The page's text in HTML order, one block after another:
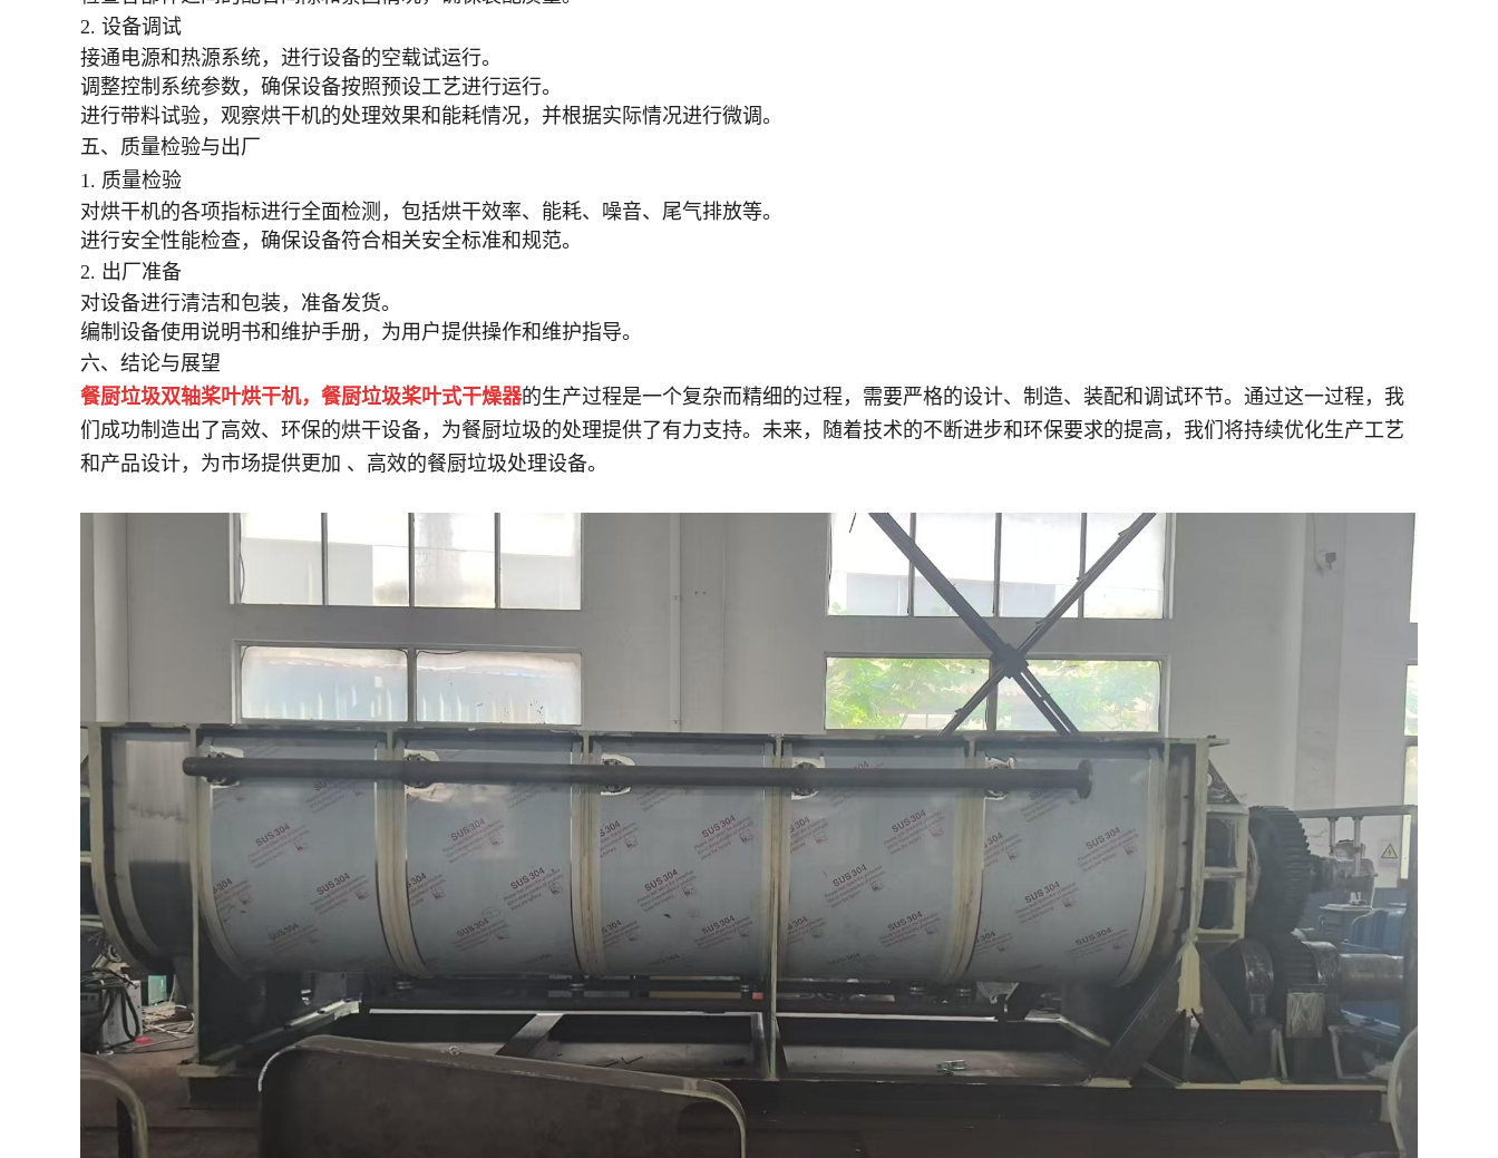
2. 设备调试
接通电源和热源系统，进行设备的空载试运行。
调整控制系统参数，确保设备按照预设工艺进行运行。
进行带料试验，观察烘干机的处理效果和能耗情况，并根据实际情况进行微调。
五、质量检验与出厂
1. 质量检验
对烘干机的各项指标进行全面检测，包括烘干效率、能耗、噪音、尾气排放等。
进行安全性能检查，确保设备符合相关安全标准和规范。
2. 出厂准备
对设备进行清洁和包装，准备发货。
编制设备使用说明书和维护手册，为用户提供操作和维护指导。
六、结论与展望
餐厨垃圾双轴桨叶烘干机，餐厨垃圾桨叶式干燥器的生产过程是一个复杂而精细的过程，需要严格的设计、制造、装配和调试环节。通过这一过程，我
们成功制造出了高效、环保的烘干设备，为餐厨垃圾的处理提供了有力支持。未来，随着技术的不断进步和环保要求的提高，我们将持续优化生产工艺
和产品设计，为市场提供更加 、高效的餐厨垃圾处理设备。